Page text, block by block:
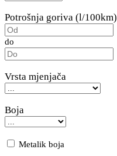
Potrošnja goriva (l/100km)
do
Vrsta mjenjača
Boja
Metalik boja